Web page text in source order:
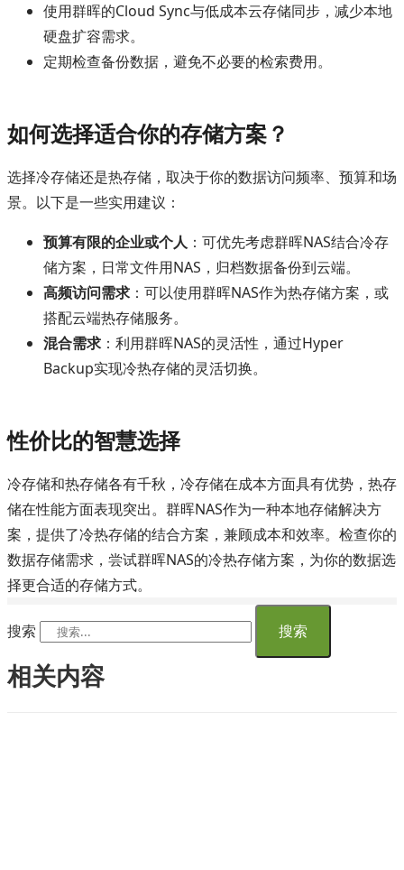
使用群晖的Cloud Sync与低成本云存储同步，减少本地
硬盘扩容需求。
定期检查备份数据，避免不必要的检索费用。
如何选择适合你的存储方案？
选择冷存储还是热存储，取决于你的数据访问频率、预算和场
景。以下是一些实用建议：
预算有限的企业或个人 ：可优先考虑群晖NAS结合冷存
储方案，日常文件用NAS，归档数据备份到云端。
高频访问需求 ：可以使用群晖NAS作为热存储方案，或
搭配云端热存储服务。
混合需求 ：利用群晖NAS的灵活性，通过Hyper
Backup实现冷热存储的灵活切换。
性价比的智慧选择
冷存储和热存储各有千秋，冷存储在成本方面具有优势，热存
储在性能方面表现突出。群晖NAS作为一种本地存储解决方
案，提供了冷热存储的结合方案，兼顾成本和效率。检查你的
数据存储需求，尝试群晖NAS的冷热存储方案，为你的数据选
择更合适的存储方式。
搜索 搜索
相关内容